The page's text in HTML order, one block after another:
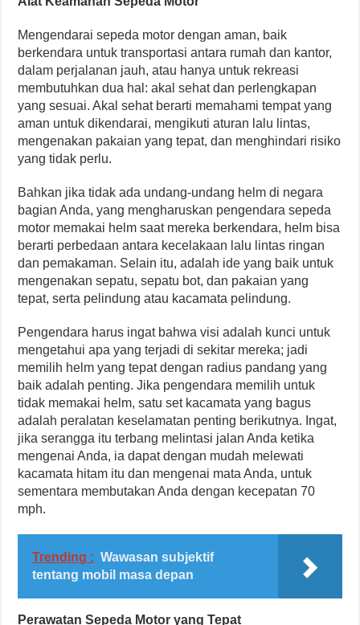
Mengendarai sepeda motor dengan aman, baik
berkendara untuk transportasi antara rumah dan kantor,
dalam perjalanan jauh, atau hanya untuk rekreasi
membutuhkan dua hal: akal sehat dan perlengkapan
yang sesuai. Akal sehat berarti memahami tempat yang
aman untuk dikendarai, mengikuti aturan lalu lintas,
mengenakan pakaian yang tepat, dan menghindari risiko
yang tidak perlu.
Bahkan jika tidak ada undang-undang helm di negara
bagian Anda, yang mengharuskan pengendara sepeda
motor memakai helm saat mereka berkendara, helm bisa
berarti perbedaan antara kecelakaan lalu lintas ringan
dan pemakaman. Selain itu, adalah ide yang baik untuk
mengenakan sepatu, sepatu bot, dan pakaian yang
tepat, serta pelindung atau kacamata pelindung.
Pengendara harus ingat bahwa visi adalah kunci untuk
mengetahui apa yang terjadi di sekitar mereka; jadi
memilih helm yang tepat dengan radius pandang yang
baik adalah penting. Jika pengendara memilih untuk
tidak memakai helm, satu set kacamata yang bagus
adalah peralatan keselamatan penting berikutnya. Ingat,
jika serangga itu terbang melintasi jalan Anda ketika
mengenai Anda, ia dapat dengan mudah melewati
kacamata hitam itu dan mengenai mata Anda, untuk
sementara membutakan Anda dengan kecepatan 70
mph.
Trending : Wawasan subjektif
tentang mobil masa depan
Perawatan Sepeda Motor yang Tepat